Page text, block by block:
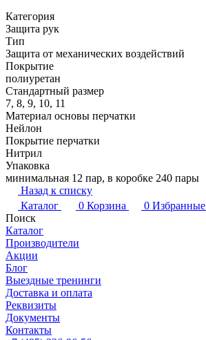
Категория
Защита рук
Тип
Защита от механических воздействий
Покрытие
полиуретан
Стандартный размер
7, 8, 9, 10, 11
Материал основы перчатки
Нейлон
Покрытие перчатки
Нитрил
Упаковка
минимальная 12 пар, в коробке 240 пары
Назад к списку
Каталог
0 Корзина 0 Избранные
Поиск
Каталог
Производители
Акции
Блог
Выездные тренинги
Доставка и оплата
Реквизиты
Документы
Контакты